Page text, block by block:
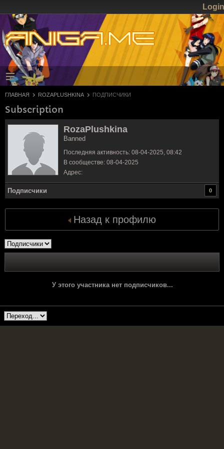
Login
ГЛАВНАЯ ROZAPLUSHKINA ПОДПИСЧИКИ
Subscription
RozaPlushkina
Banned
Последняя активность: 08-04-2025, 08:42
В сообществе: 08-04-2025
Адрес:
Подписчики 0
Назад к профилю
У этого участника нет подписчиков...